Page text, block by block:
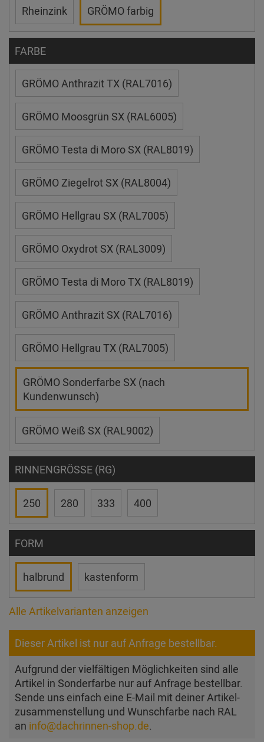
Rheinzink GRÖMO farbig
FARBE
GRÖMO Anthrazit TX (RAL7016)
GRÖMO Moosgrün SX (RAL6005)
GRÖMO Testa di Moro SX (RAL8019)
GRÖMO Ziegelrot SX (RAL8004)
GRÖMO Hellgrau SX (RAL7005)
GRÖMO Oxydrot SX (RAL3009)
GRÖMO Testa di Moro TX (RAL8019)
GRÖMO Anthrazit SX (RAL7016)
GRÖMO Hellgrau TX (RAL7005)
GRÖMO Sonderfarbe SX (nach
Kundenwunsch)
GRÖMO Weiß SX (RAL9002)
RINNENGRÖSSE (RG)
250 280 333 400
FORM
halbrund kastenform
Alle Artikelvarianten anzeigen
Dieser Artikel ist nur auf Anfrage bestellbar.
Aufgrund der vielfältigen Möglichkeiten sind alle
Artikel in Sonderfarbe nur auf Anfrage bestellbar.
Sende uns einfach eine E-Mail mit deiner Artikel­
zusam­men­stellung und Wunschfarbe nach RAL
an info@dachrinnen-shop.de.